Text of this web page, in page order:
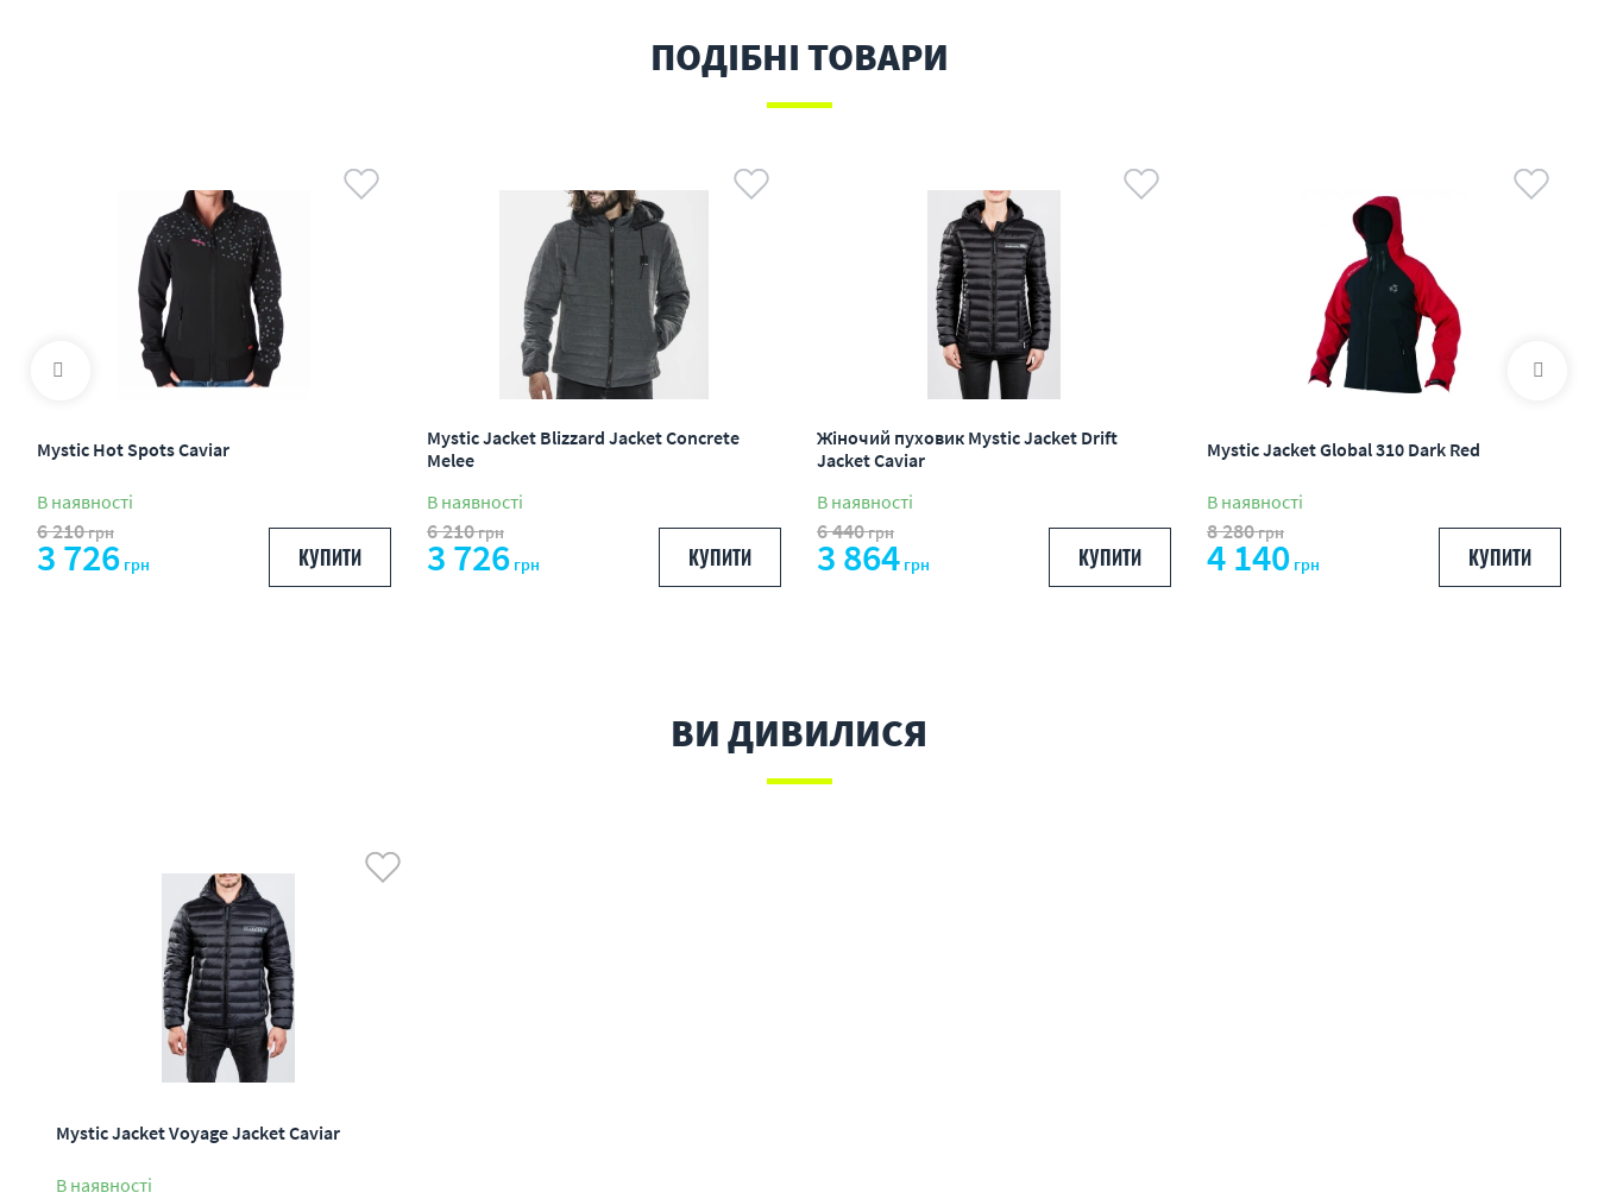
ПОДІБНІ ТОВАРИ
Mystic Hot Spots Caviar
В наявності
6 210грн
3 726 грн КУПИТИ
Mystic Jacket Blizzard Jacket Concrete
Melee
В наявності
6 210грн
3 726 грн КУПИТИ
Жіночий пуховик Mystic Jacket Drift
Jacket Caviar
В наявності
6 440грн
3 864 грн КУПИТИ
Mystic Jacket Global 310 Dark Red
В наявності
8 280грн
4 140 грн КУПИТИ
ВИ ДИВИЛИСЯ
Mystic Jacket Voyage Jacket Caviar
В наявності